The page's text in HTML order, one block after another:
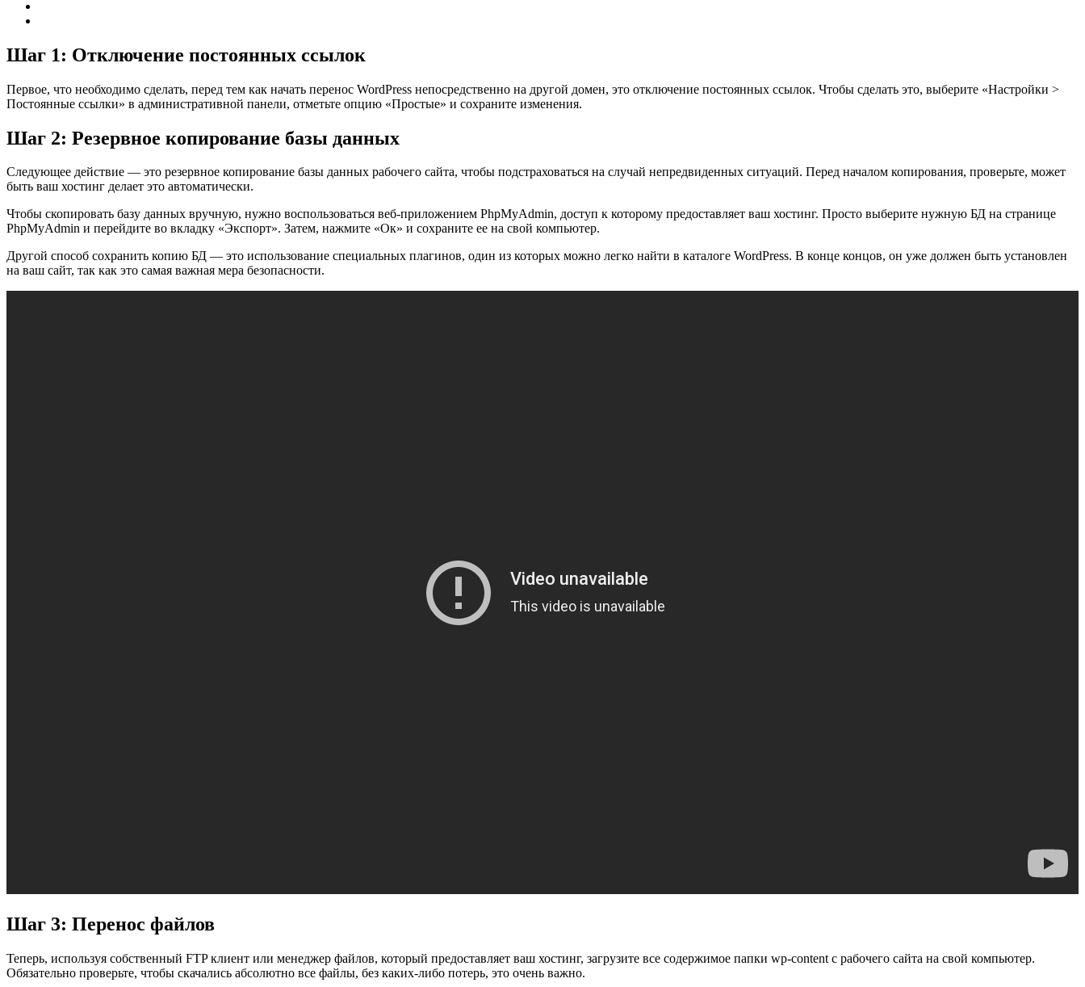
Шаг 1: Отключение постоянных ссылок
Первое, что необходимо сделать, перед тем как начать перенос WordPress непосредственно на другой домен, это отключение постоянных ссылок. Чтобы сделать это, выберите «Настройки >
Постоянные ссылки» в административной панели, отметьте опцию «Простые» и сохраните изменения.
Шаг 2: Резервное копирование базы данных
Следующее действие — это резервное копирование базы данных рабочего сайта, чтобы подстраховаться на случай непредвиденных ситуаций. Перед началом копирования, проверьте, может
быть ваш хостинг делает это автоматически.
Чтобы скопировать базу данных вручную, нужно воспользоваться веб-приложением PhpMyAdmin, доступ к которому предоставляет ваш хостинг. Просто выберите нужную БД на странице
PhpMyAdmin и перейдите во вкладку «Экспорт». Затем, нажмите «Ок» и сохраните ее на свой компьютер.
Другой способ сохранить копию БД — это использование специальных плагинов, один из которых можно легко найти в каталоге WordPress. В конце концов, он уже должен быть установлен
на ваш сайт, так как это самая важная мера безопасности.
Шаг 3: Перенос файлов
Теперь, используя собственный FTP клиент или менеджер файлов, который предоставляет ваш хостинг, загрузите все содержимое папки wp-content с рабочего сайта на свой компьютер.
Обязательно проверьте, чтобы скачались абсолютно все файлы, без каких-либо потерь, это очень важно.